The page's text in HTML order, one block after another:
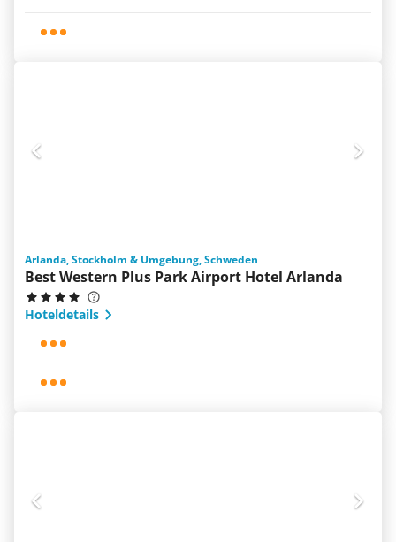
Arlanda, Stockholm & Umgebung, Schweden
Best Western Plus Park Airport Hotel Arlanda
Hoteldetails